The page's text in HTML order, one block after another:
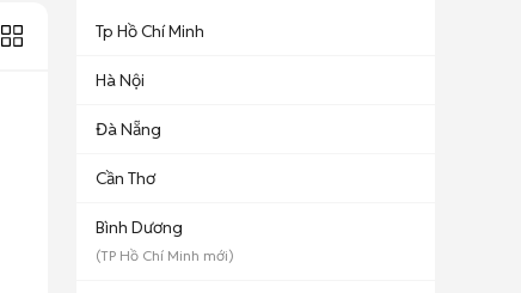
Tp Hồ Chí Minh
Hà Nội
Đà Nẵng
Cần Thơ
Bình Dương
(TP Hồ Chí Minh mới)